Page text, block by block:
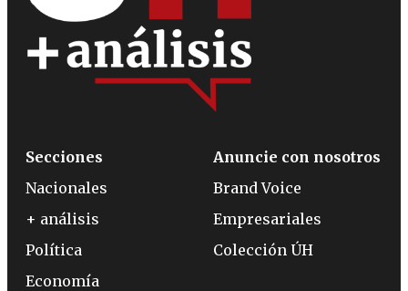
Secciones
Nacionales
+ análisis
Política
Economía
Anuncie con nosotros
Brand Voice
Empresariales
Colección ÚH